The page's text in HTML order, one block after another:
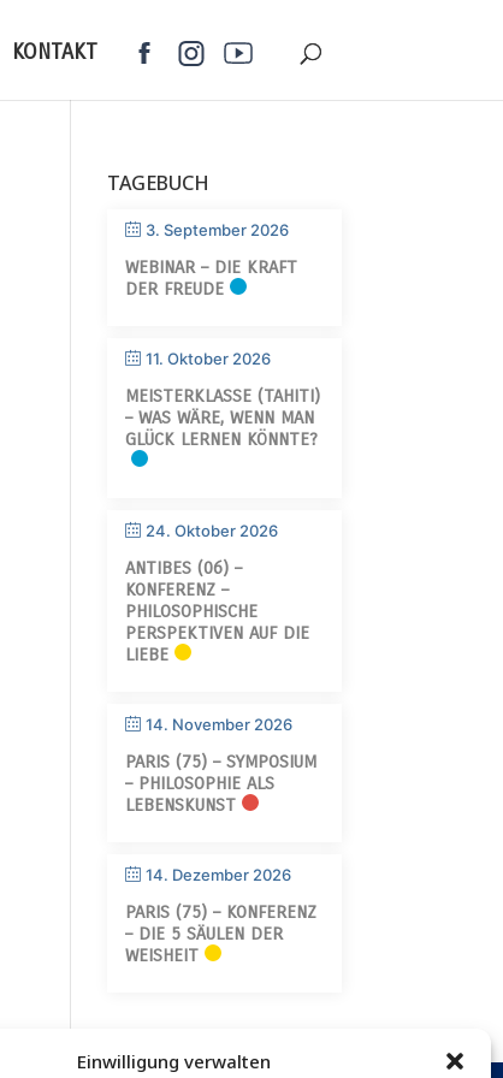
Einwilligung verwalten
KONTAKT
TAGEBUCH
3. September 2026
WEBINAR – DIE KRAFT
DER FREUDE
11. Oktober 2026
MEISTERKLASSE (TAHITI)
– WAS WÄRE, WENN MAN
GLÜCK LERNEN KÖNNTE?
24. Oktober 2026
ANTIBES (06) –
KONFERENZ –
PHILOSOPHISCHE
PERSPEKTIVEN AUF DIE
LIEBE
14. November 2026
PARIS (75) – SYMPOSIUM
– PHILOSOPHIE ALS
LEBENSKUNST
14. Dezember 2026
PARIS (75) – KONFERENZ
– DIE 5 SÄULEN DER
WEISHEIT